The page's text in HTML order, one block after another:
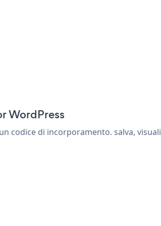
WordPress
codice di incorporamento. salva,